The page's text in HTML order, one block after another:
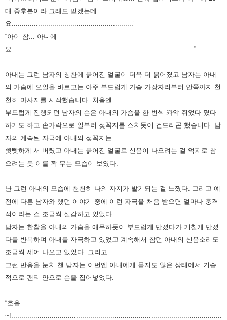
대 중후분이라 그래도 믿겠는데
요............................................................”
“아이 참... 아니에
요..........................................................................................”
아내는 그런 남자의 칭찬에 붉어진 얼굴이 더욱 더 붉어졌고 남자는 아내
의 가슴에 오일을 바르고는 아주 부드럽게 가슴 가장자리부터 안쪽까지 천
천히 마사지를 시작했습니다. 처음엔
부드럽게 진행되던 남자의 손은 아내의 가슴을 한 번씩 꽈악 쥐었다 폈다
하기도 하고 손가락으로 일부러 젖꼭지를 스치듯이 건드리곤 했습니다. 남
자의 계속된 자극에 아내의 젖꼭지는
빳빳하게 서 버렸고 아내는 붉어진 얼굴로 신음이 나오려는 걸 억지로 참
으려는 듯 이를 꽉 무는 모습이 보였다.
난 그런 아내의 모습에 천천히 나의 자지가 발기되는 걸 느꼈다. 그리고 예
전에 다른 남자와 했던 이야기 중에 이런 자극을 처음 받으면 얼마나 충격
적이라는 걸 조금씩 실감하고 있었다.
남자는 한참을 아내의 가슴을 애무하듯이 부드럽게 만졌다가 거칠게 만졌
다를 반복하며 아내를 자극하고 있었고 계속해서 참던 아내의 신음소리도
조금씩 세어 나오고 있었다. 그리고
그런 반응을 눈치 챈 남자는 이번엔 아내에게 묻지도 않은 상태에서 기습
적으로 팬티 안으로 손을 집어넣었다.
“흐읍